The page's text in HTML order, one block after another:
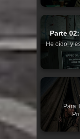
Parte
He oído, y
Para: